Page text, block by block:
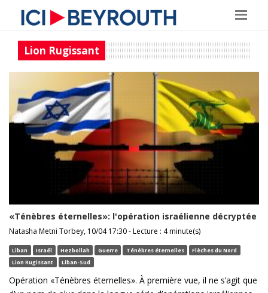
Lion Rugissant
«Ténèbres éternelles»: l'opération israélienne décryptée
Natasha Metni Torbey, 10/04 17:30 - Lecture : 4 minute(s)
Liban Israël Hezbollah Guerre Ténèbres éternelles
Flèches du Nord
Lion Rugissant
Liban-Sud
Opération «Ténèbres éternelles». À première vue, il ne s’agit que